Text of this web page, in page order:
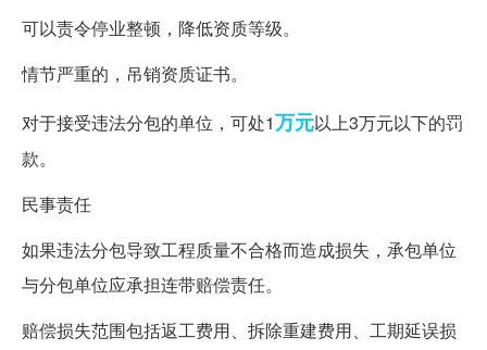
可以责令停业整顿，降低资质等级。
情节严重的，吊销资质证书。
对于接受违法分包的单位，可处1万元以上3万元以下的罚
款。
民事责任
如果违法分包导致工程质量不合格而造成损失，承包单位
与分包单位应承担连带赔偿责任。
赔偿损失范围包括返工费用、拆除重建费用、工期延误损